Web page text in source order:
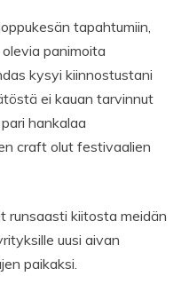
tapahtumiin,
panimoita
kysyi kiinnostustani
ei kauan tarvinnut
hankalaa
craft olut festivaalien
runsaasti kiitosta meidän
uusi aivan
paikaksi.